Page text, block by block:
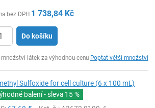
bez DPH 1 738,84 Kč
Do košíku
množství látek za výhodnou cenu Poptat větší množství
Sulfoxide for cell culture (6 x 100 mL)
balení - sleva 15 %